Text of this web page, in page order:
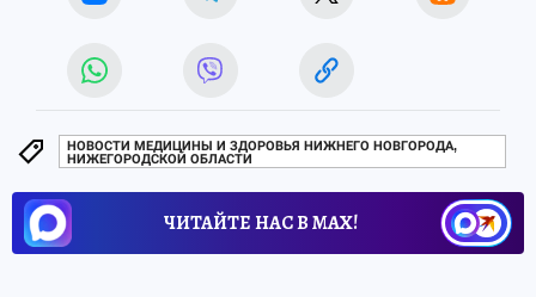
НОВОСТИ МЕДИЦИНЫ И ЗДОРОВЬЯ НИЖНЕГО НОВГОРОДА,
НИЖЕГОРОДСКОЙ ОБЛАСТИ
ЧИТАЙТЕ НАС В МАХ!